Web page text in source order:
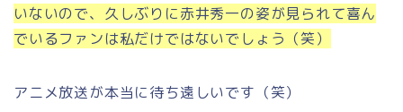
いないので、久しぶりに赤井秀一の姿が見られて喜ん
でいるファンは私だけではないでしょう（笑）
アニメ放送が本当に待ち遠しいです（笑）